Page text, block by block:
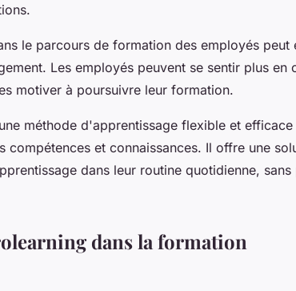
le parcours de formation des employés peut
Les employés peuvent se sentir plus en
motiver à poursuivre leur formation.
méthode d'apprentissage flexible et
et connaissances. Il offre une
dans leur routine quotidienne, sans
dans la formation